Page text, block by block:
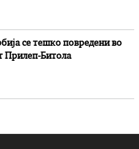
се тешко повредени во
Прилеп-Битола